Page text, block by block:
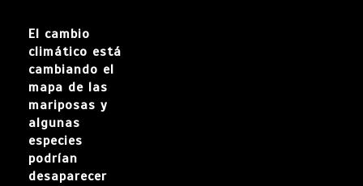
El cambio
climático está
cambiando el
mapa de las
mariposas y
algunas
especies
podrían
desaparecer